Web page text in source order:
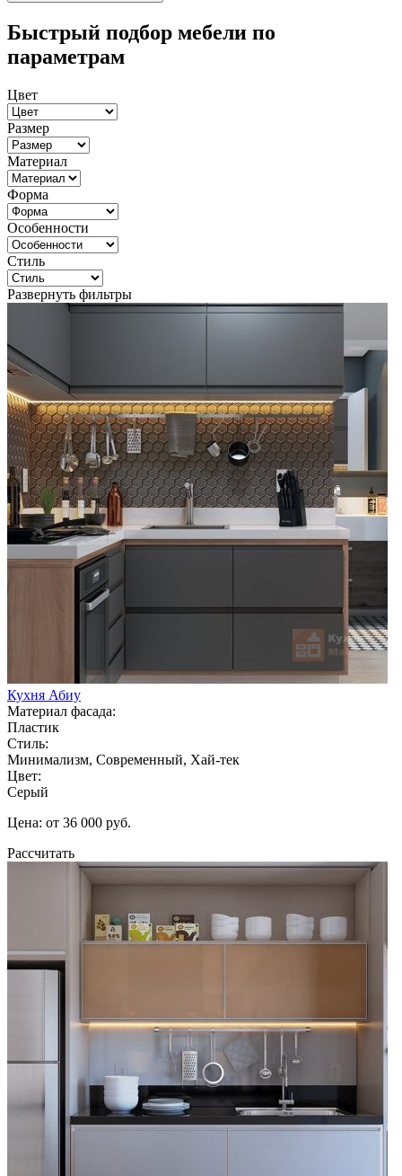
Быстрый подбор мебели по
параметрам
Цвет
Размер
Материал
Форма
Особенности
Стиль
Развернуть фильтры
Кухня Абиу
Материал фасада:
Пластик
Стиль:
Минимализм, Современный, Хай-тек
Цвет:
Серый
Цена: от 36 000 руб.
Рассчитать